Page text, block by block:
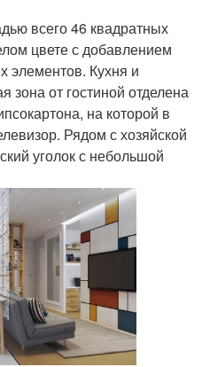
всего 46 квадратных
цвете с добавлением
элементов. Кухня и
зона от гостиной отделена
на которой в
Рядом с хозяйской
уголок с небольшой